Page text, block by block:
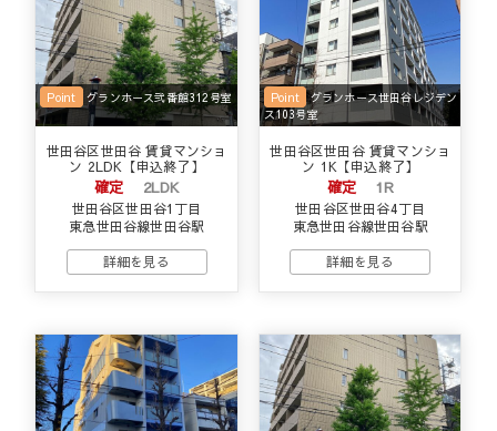
世田谷区世田谷 賃貸マンショ
ン 2LDK【申込終了】
確定 2LDK
世田谷区世田谷1丁目
東急世田谷線世田谷駅
詳細を見る
Point グランホース弐番館312号室
世田谷区世田谷 賃貸マンショ
ン 1K【申込終了】
確定 1R
世田谷区世田谷4丁目
東急世田谷線世田谷駅
詳細を見る
Point
グランホース世田谷レジデン
ス103号室